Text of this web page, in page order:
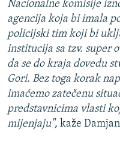
Nacionalne komisije
agencija koja bi imala
policijski tim koji bi
institucija sa tzv. super
da se do kraja dovedu
Gori. Bez toga korak
imaćemo zatečenu
predstavnicima vlasti
mijenjaju", kaže